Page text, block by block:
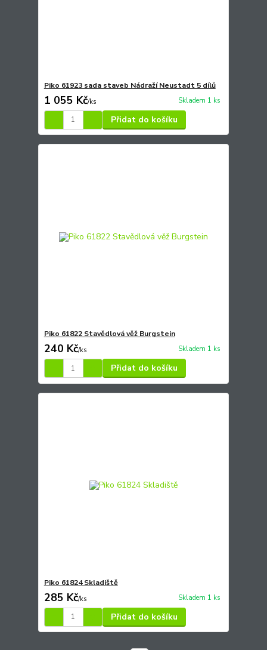
Piko 61923 sada staveb Nádraží Neustadt 5 dílů
1 055 Kč/ks Skladem 1 ks
Přidat do košíku
Piko 61822 Stavědlová věž Burgstein
240 Kč/ks Skladem 1 ks
Přidat do košíku
Piko 61824 Skladiště
285 Kč/ks Skladem 1 ks
Přidat do košíku